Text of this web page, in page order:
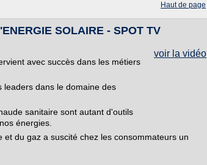
Haut de page
SOLAIRE - SPOT TV
voir la vidéo
avec succès dans les métiers
dans le domaine des
sanitaire sont autant d'outils
énergies.
du gaz a suscité chez les consommateurs un